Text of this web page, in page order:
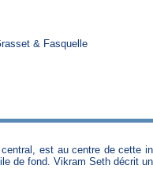
& Fasquelle
est au centre de cette
de fond. Vikram Seth décrit